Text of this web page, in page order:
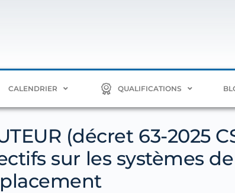
CALENDRIER QUALIFICATIONS
(décret 63-2025
sur les systèmes de